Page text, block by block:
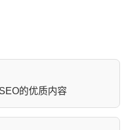
的优质内容